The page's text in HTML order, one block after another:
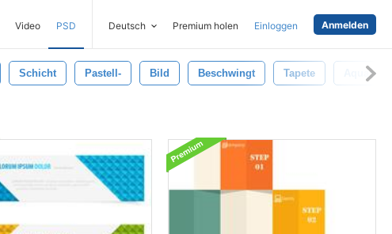
Video PSD Deutsch Premium holen Einloggen Anmelden
Schicht Pastell- Bild Beschwingt Tapete Aquarell